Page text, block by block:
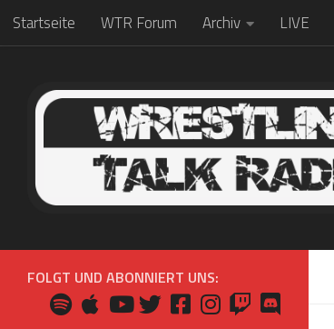
Zum Inhalt springen
Startseite WTR Forum Archiv LIVE
FOLGT UND ABONNIERT UNS: